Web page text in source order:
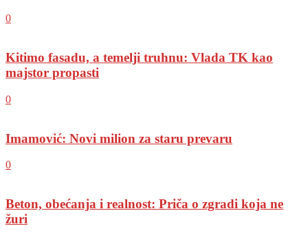
0
Kitimo fasadu, a temelji truhnu: Vlada TK kao
majstor propasti
0
Imamović: Novi milion za staru prevaru
0
Beton, obećanja i realnost: Priča o zgradi koja ne
žuri